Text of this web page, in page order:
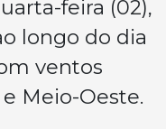
feira (02),
longo do dia
ventos
Meio-Oeste.